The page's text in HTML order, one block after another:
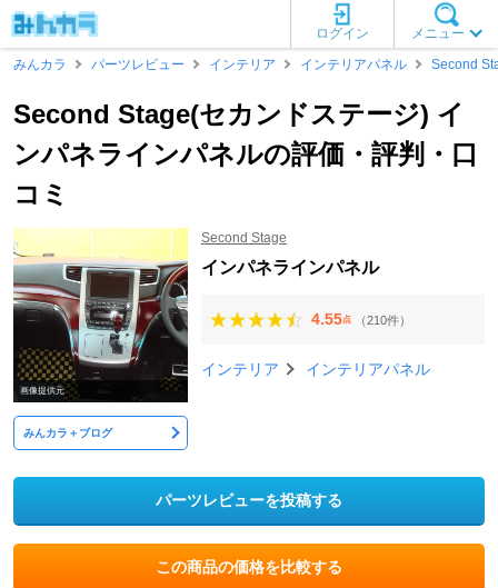
メニュー
ログイン
みんカラ
パーツレビュー インテリア インテリアパネル Second
Second Stage(セカンドステージ) イ
ンパネラインパネルの評価・評判・口
コミ
画像提供元
みんカラ＋ブログ
Second Stage
インパネラインパネル
4.55点 （210件）
インテリア インテリアパネル
パーツレビューを投稿する
この商品の価格を比較する